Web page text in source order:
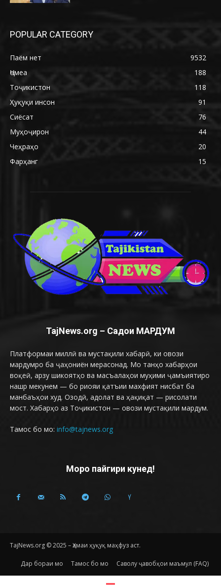
POPULAR CATEGORY
Паём нет
9532
Ҷомеа
188
Тоҷикистон
118
Ҳуқуқи инсон
91
Сиёсат
76
Муҳоҷирон
44
Чеҳраҳо
20
Фарҳанг
15
TajNews.org – Садои МАРДУМ
Платформаи миллӣ ва мустақили хабарӣ, ки овози
мардумро ба ҷаҳониён мерасонад. Мо танҳо хабарҳои
воқеӣ, арзу шикоятҳо ва масъалаҳои муҳими ҷамъиятиро
нашр мекунем — бо риояи қатъии махфият нисбат ба
манбаъҳои худ. Озодӣ, адолат ва ҳақиқат — рисолати
мост. Хабарҳо аз Тоҷикистон — овози мустақили мардум.
Тамос бо мо: info@tajnews.org
Моро пайгири кунед!
TajNews.org © 2025 – Ҳамаи ҳуқуқ маҳфуз аст.
Дар бораи мо Тамос бо мо Саволу ҷавобҳои маъмул (FAQ)